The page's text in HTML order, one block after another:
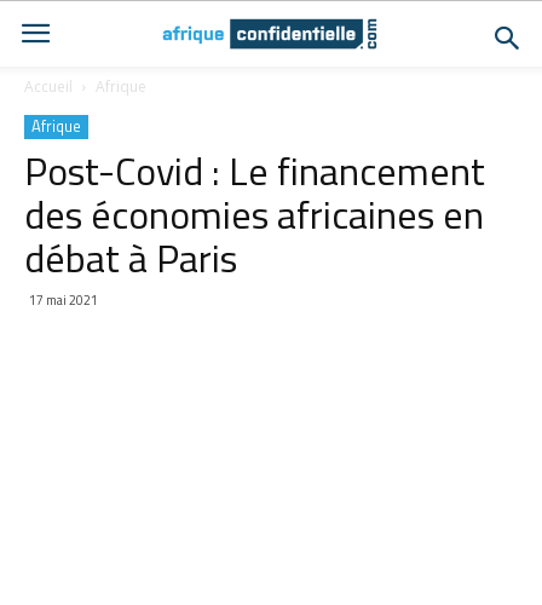
Accueil Afrique
Afrique
Post-Covid : Le financement
des économies africaines en
débat à Paris
17 mai 2021